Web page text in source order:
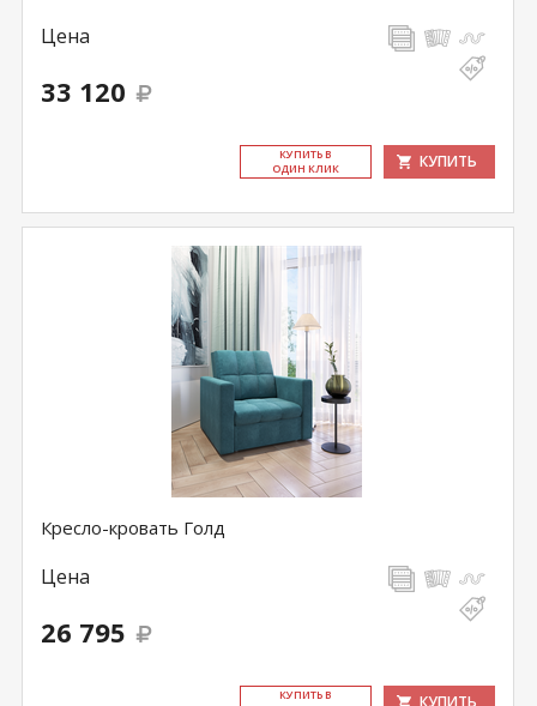
Цена
33 120
КУ­ПИТЬ В
ОДИН КЛИК
КУПИТЬ
Кресло-кровать Голд
Цена
26 795
КУ­ПИТЬ В
КУПИТЬ